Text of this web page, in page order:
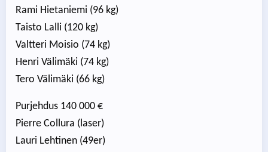
Rami Hietaniemi (96 kg)
Taisto Lalli (120 kg)
Valtteri Moisio (74 kg)
Henri Välimäki (74 kg)
Tero Välimäki (66 kg)
Purjehdus 140 000 €
Pierre Collura (laser)
Lauri Lehtinen (49er)